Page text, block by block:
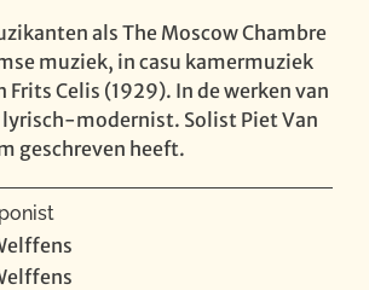
als The Moscow Chambre
muziek, in casu kamermuziek
Celis (1929). In de werken van
modernist. Solist Piet Van
geschreven heeft.